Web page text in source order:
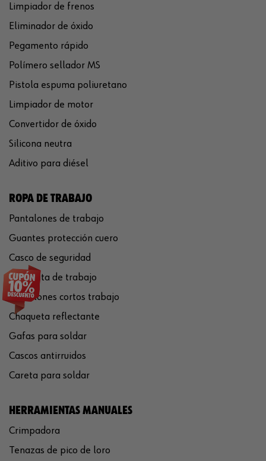
Limpiador de frenos
Eliminador de óxido
Pegamento rápido
Polímero sellador MS
Pistola espuma poliuretano
Limpiador de motor
Convertidor de óxido
Silicona neutra
Aditivo para diésel
ROPA DE TRABAJO
Pantalones de trabajo
Guantes protección cuero
Casco de seguridad
Chaqueta de trabajo
Pantalones cortos trabajo
Chaqueta reflectante
Gafas para soldar
Cascos antirruidos
Careta para soldar
HERRAMIENTAS MANUALES
Crimpadora
Tenazas de pico de loro